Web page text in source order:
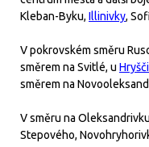
Kleban-Byku, Illinivky,
V pokrovském směru
směrem na Svitlé, u
směrem na
V směru na
Stepového,